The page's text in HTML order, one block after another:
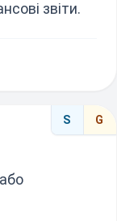
звіти.
S G